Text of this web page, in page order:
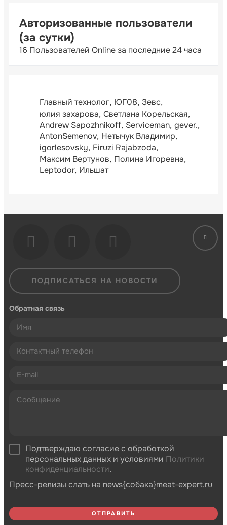
Авторизованные пользователи
(за сутки)
16 Пользователей Online за последние 24 часа
Главный технолог ЮГ08 Зевс
юлия захарова Светлана Корельская
Andrew Sapozhnikoff Serviceman gever.
AntonSemenov Нетычук Владимир
igorlesovsky Firuzi Rajabzoda
Максим Вертунов Полина Игоревна
Leptodor Ильшат
ПОДПИСАТЬСЯ НА НОВОСТИ
Обратная связь
Подтверждаю согласие с обработкой
персональных данных и условиями Политики
конфиденциальности.
Пресс-релизы слать на news{собака}meat-expert.ru